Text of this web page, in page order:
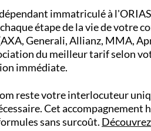
immatriculé à
étape de la vie de votre
Generali, Allianz, MMA,
du meilleur tarif selon
immédiate.
reste votre interlocuteur
Cet accompagnement
sans surcoût.